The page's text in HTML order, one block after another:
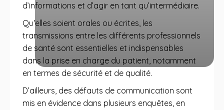
d’informations et d’agir en tant qu’intermédiaire.
Qu'elles soient orales ou écrites, les
transmissions entre les différents professionnels
de santé sont essentielles et indispensables
dans la prise en charge du patient, notamment
en termes de sécurité et de qualité.
D’ailleurs, des défauts de communication sont
mis en évidence dans plusieurs enquêtes, en